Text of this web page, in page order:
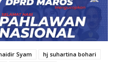
Syam
hj suhartina bohari